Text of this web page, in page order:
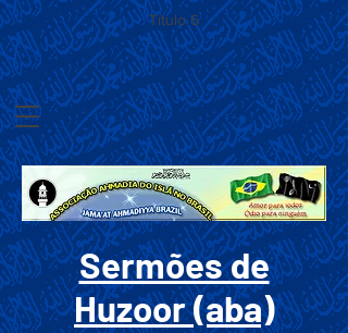
Título 6
Sermões de
Huzoor (aba)